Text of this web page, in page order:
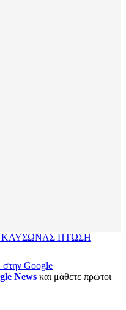
ΚΑΥΣΩΝΑΣ ΠΤΩΣΗ
Google
News και μάθετε πρώτοι